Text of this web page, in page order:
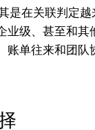
在关联判定
级、甚至和
单往来和团